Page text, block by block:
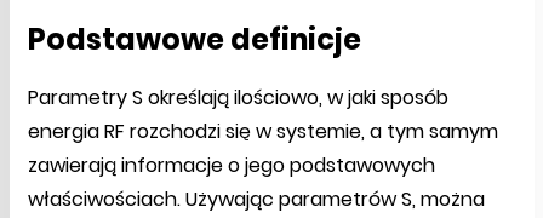
Podstawowe definicje
Parametry S określają ilościowo, w jaki sposób
energia RF rozchodzi się w systemie, a tym samym
zawierają informacje o jego podstawowych
właściwościach. Używając parametrów S, można